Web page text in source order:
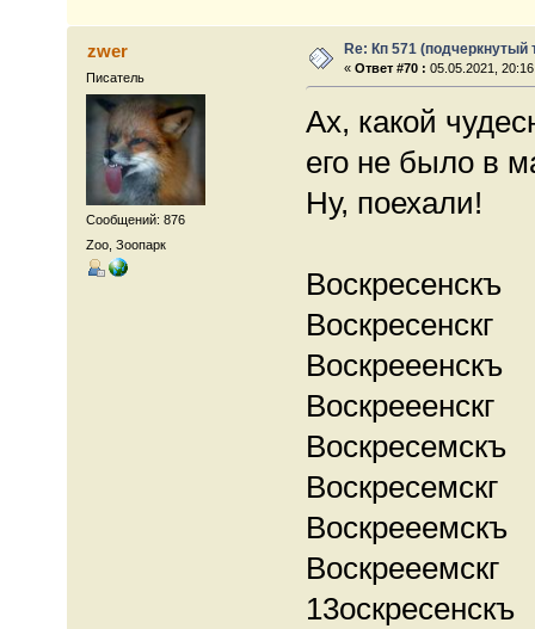
zwer
Писатель
Сообщений: 876
Zoo, Зоопарк
Re: Кп 571 (подчеркнутый
«Ответ #70 : 05.05.2021,
Ах, какой
его не было в
Ну, поехали!
Воскресенскъ
Воскресенскг
Воскрееенскъ
Воскрееенскг
Воскресемскъ
Воскресемскг
Воскрееемскъ
Воскрееемскг
13оскресенскъ